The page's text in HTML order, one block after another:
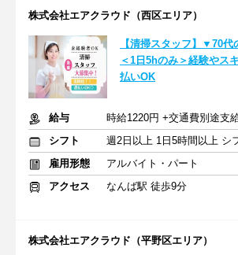
株式会社エアクラウド（西区エリア）
【清掃スタッフ】▼70
＜1日5hのみ＞経験やス
払いOK
給与
時給1220円 +交通費別途支
シフト
雇用形態
アルバイト・パート
アクセス
なんば駅 徒歩9分
株式会社エアクラウド（平野区エリア）